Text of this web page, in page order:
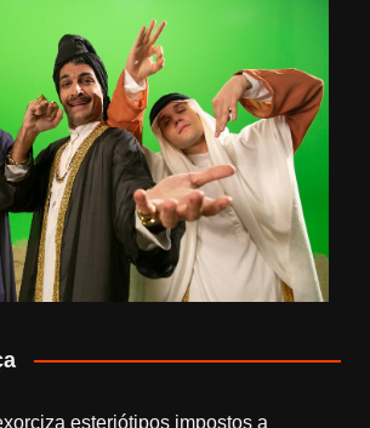
esteriótipos impostos a